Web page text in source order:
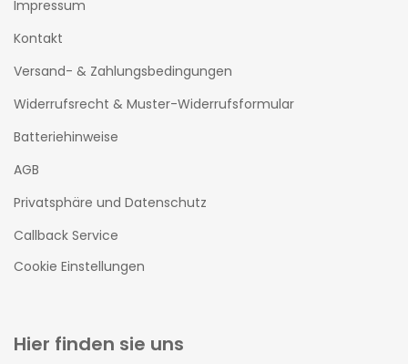
Impressum
Kontakt
Versand- & Zahlungsbedingungen
Widerrufsrecht & Muster-Widerrufsformular
Batteriehinweise
AGB
Privatsphäre und Datenschutz
Callback Service
Cookie Einstellungen
Hier finden sie uns